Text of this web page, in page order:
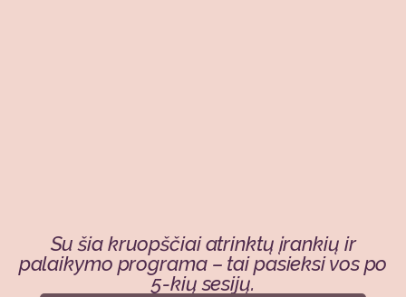
Su šia kruopščiai atrinktų įrankių ir
palaikymo programa – tai pasieksi vos po
5-kių sesijų.